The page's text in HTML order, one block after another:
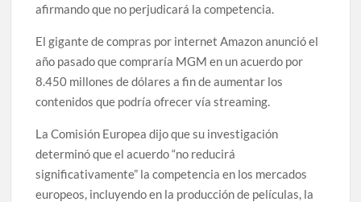
afirmando que no perjudicará la competencia.
El gigante de compras por internet Amazon anunció el
año pasado que compraría MGM en un acuerdo por
8.450 millones de dólares a fin de aumentar los
contenidos que podría ofrecer vía streaming.
La Comisión Europea dijo que su investigación
determinó que el acuerdo “no reducirá
significativamente” la competencia en los mercados
europeos, incluyendo en la producción de películas, la